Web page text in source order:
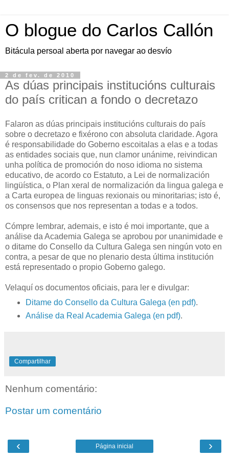
O blogue do Carlos Callón
Bitácula persoal aberta por navegar ao desvío
2 de fev. de 2010
As dúas principais institucións culturais
do país critican a fondo o decretazo
Falaron as dúas principais institucións culturais do país
sobre o decretazo e fixérono con absoluta claridade. Agora
é responsabilidade do Goberno escoitalas a elas e a todas
as entidades sociais que, nun clamor unánime, reivindican
unha política de promoción do noso idioma no sistema
educativo, de acordo co Estatuto, a Lei de normalización
lingüística, o Plan xeral de normalización da lingua galega e
a Carta europea de linguas rexionais ou minoritarias; isto é,
os consensos que nos representan a todas e a todos.
Cómpre lembrar, ademais, e isto é moi importante, que a
análise da Academia Galega se aprobou por unanimidade e
o ditame do Consello da Cultura Galega sen ningún voto en
contra, a pesar de que no plenario desta última institución
está representado o propio Goberno galego.
Velaquí os documentos oficiais, para ler e divulgar:
Ditame do Consello da Cultura Galega (en pdf).
Análise da Real Academia Galega (en pdf).
Compartilhar
Nenhum comentário:
Postar um comentário
‹ ›
Página inicial